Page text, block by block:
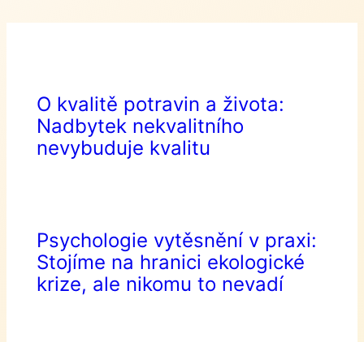
O kvalitě potravin a života:
Nadbytek nekvalitního
nevybuduje kvalitu
Psychologie vytěsnění v praxi:
Stojíme na hranici ekologické
krize, ale nikomu to nevadí